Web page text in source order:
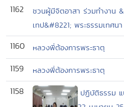
1162
ชวนผู้มีจิตอาสา ร่วมทำงาน
เทป&#8221; พระธรรมเทศนา
1160 หลวงพี่ต้องการพระธาตุ
1159
หลวงพี่ต้องการพระธาตุ
1158
ปฏิบัติธรรม